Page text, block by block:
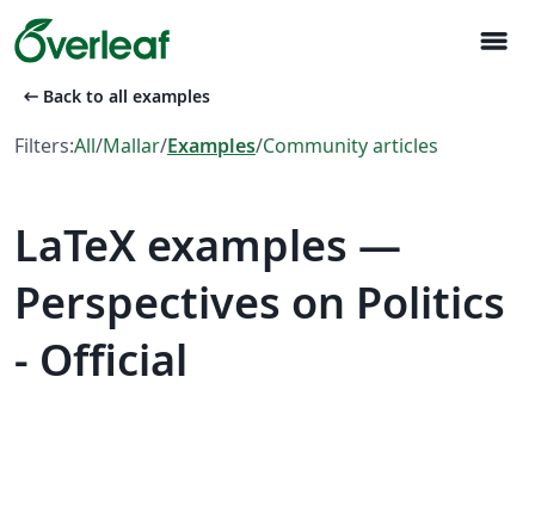
menu
arrow_left_alt Back to all examples
Filters:All/Mallar/Examples/Community articles
LaTeX examples —
Perspectives on Politics
- Official